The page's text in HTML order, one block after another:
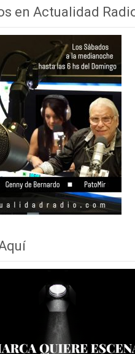
en Actualidad